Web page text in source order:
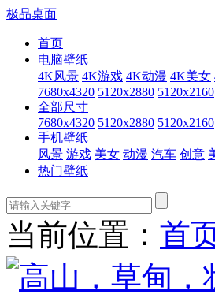
极品桌面
首页
电脑壁纸
4K风景 4K游戏 4K动漫 4K美女
7680x4320 5120x2880 5120x2160
全部尺寸
7680x4320 5120x2880 5120x2160
手机壁纸
风景 游戏 美女 动漫 汽车 创意
热门壁纸
当前位置： 首